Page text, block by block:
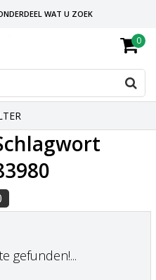
WAT U ZOEK
VERZONDEN
PEUGEOT
0
gefunden!...